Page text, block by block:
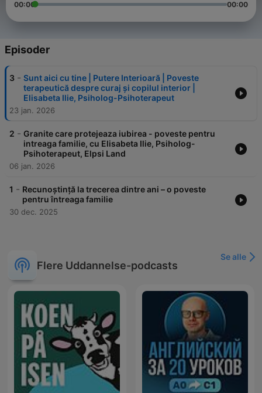
00:00 00:00
Episoder
3 - Sunt aici cu tine | Putere Interioară | Poveste
terapeutică despre curaj și copilul interior |
Elisabeta Ilie, Psiholog-Psihoterapeut
23 jan. 2026
2 - Granite care protejeaza iubirea - poveste pentru
intreaga familie, cu Elisabeta Ilie, Psiholog-
Psihoterapeut, Elpsi Land
06 jan. 2026
1 - Recunoștință la trecerea dintre ani – o poveste
pentru întreaga familie
30 dec. 2025
Flere Uddannelse-podcasts
Se alle